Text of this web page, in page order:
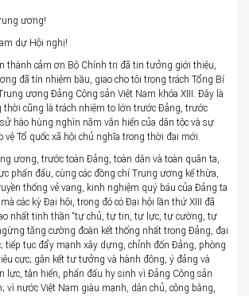
ương!
dự Hội nghị!
thành cảm ơn Bộ Chính trị đã tin tưởng giới thiệu,
đã tín nhiệm bầu, giao cho tôi trọng trách Tổng Bí
ương Đảng Cộng sản Việt Nam khóa XIII. Đây là
thời cũng là trách nhiệm to lớn trước Đảng, trước
hào hùng nghìn năm văn hiến của dân tộc và sự
vệ Tổ quốc xã hội chủ nghĩa trong thời đại mới.
ương, trước toàn Đảng, toàn dân và toàn quân ta,
phấn đấu, cùng các đồng chí Trung ương kế thừa,
thống vẻ vang, kinh nghiệm quý báu của Đảng ta
các kỳ Đại hội, trong đó có Đại hội lần thứ XIII đã
nhất tinh thần “tự chủ, tự tin, tự lực, tự cường, tự
tăng cường đoàn kết thống nhất trong Đảng, đại
tiếp tục đẩy mạnh xây dựng, chỉnh đốn Đảng, phòng
cực; gắn kết tư tưởng và hành động, ý đảng và
lực, tận hiến, phấn đấu hy sinh vì Đảng Cộng sản
vì nước Việt Nam giàu mạnh, dân chủ, công bằng,